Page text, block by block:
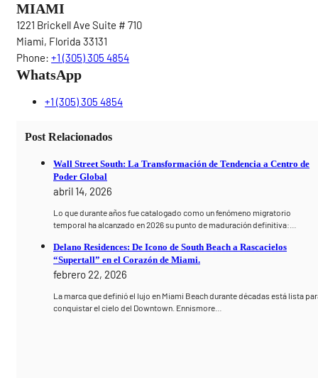
MIAMI
1221 Brickell Ave Suite # 710
Miami, Florida 33131
Phone: +1 (305) 305 4854
WhatsApp
+1 (305) 305 4854
Post Relacionados
Wall Street South: La Transformación de Tendencia a Centro de
Poder Global
abril 14, 2026
Lo que durante años fue catalogado como un fenómeno migratorio
temporal ha alcanzado en 2026 su punto de maduración definitiva:…
Delano Residences: De Icono de South Beach a Rascacielos
“Supertall” en el Corazón de Miami.
febrero 22, 2026
La marca que definió el lujo en Miami Beach durante décadas está lista
conquistar el cielo del Downtown. Ennismore…